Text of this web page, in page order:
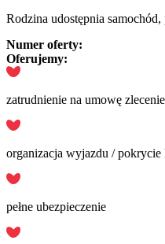
Rodzina udostępnia
Numer oferty:
Oferujemy:
zatrudnienie na umowę zlecenie
organizacja wyjazdu / pokrycie
pełne ubezpieczenie